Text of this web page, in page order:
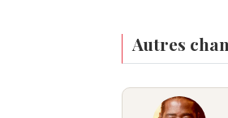
Autres